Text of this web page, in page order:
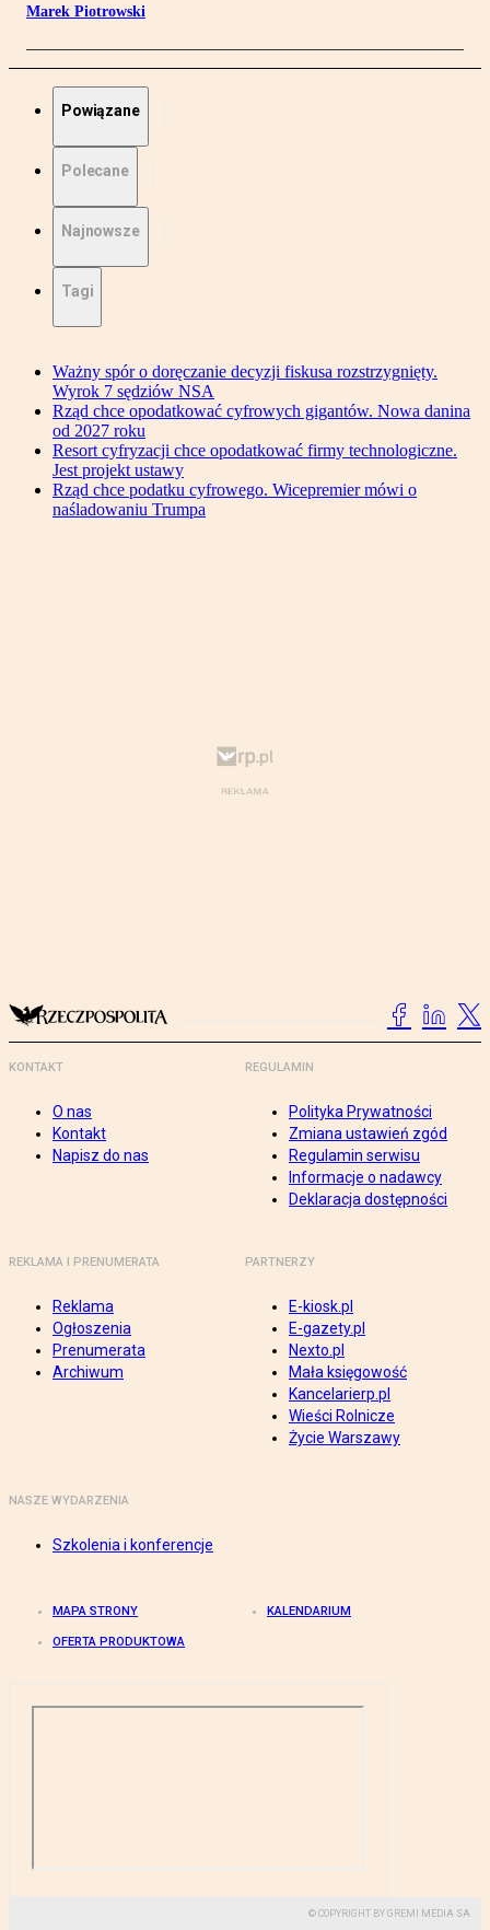
Marek Piotrowski
Powiązane
Polecane
Najnowsze
Tagi
Ważny spór o doręczanie decyzji fiskusa rozstrzygnięty.
Wyrok 7 sędziów NSA
Rząd chce opodatkować cyfrowych gigantów. Nowa danina
od 2027 roku
Resort cyfryzacji chce opodatkować firmy technologiczne.
Jest projekt ustawy
Rząd chce podatku cyfrowego. Wicepremier mówi o
naśladowaniu Trumpa
KONTAKT
O nas
Kontakt
Napisz do nas
REGULAMIN
Polityka Prywatności
Zmiana ustawień zgód
Regulamin serwisu
Informacje o nadawcy
Deklaracja dostępności
REKLAMA I PRENUMERATA
Reklama
Ogłoszenia
Prenumerata
Archiwum
PARTNERZY
E-kiosk.pl
E-gazety.pl
Nexto.pl
Mała księgowość
Kancelarierp.pl
Wieści Rolnicze
Życie Warszawy
NASZE WYDARZENIA
Szkolenia i konferencje
MAPA STRONY KALENDARIUM
OFERTA PRODUKTOWA
© COPYRIGHT BY GREMI MEDIA SA